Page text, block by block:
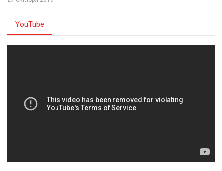
YouTube